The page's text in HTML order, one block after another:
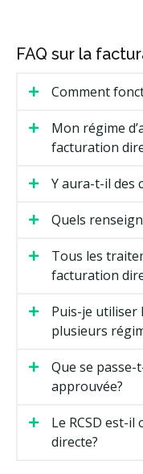
FAQ sur la
Comment
Mon régime
facturation
Y aura-t-il des
Quels
Tous les
facturation
Puis-je utiliser
plusieurs
Que se passe-
approuvée?
Le RCSD est-
directe?